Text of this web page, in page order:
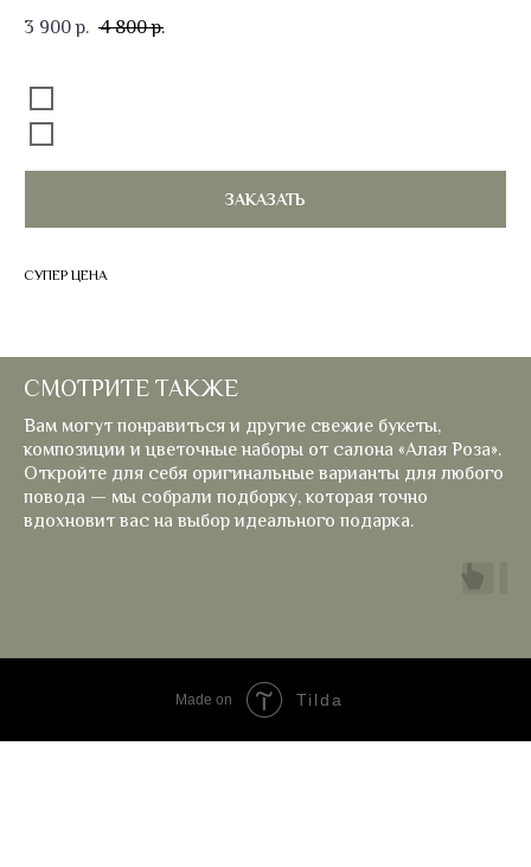
3 900 р. 4 800 р.
ЗАКАЗАТЬ
СУПЕР ЦЕНА
СМОТРИТЕ ТАКЖЕ
Вам могут понравиться и другие свежие букеты,
композиции и цветочные наборы от салона «Алая Роза».
Откройте для себя оригинальные варианты для любого
повода — мы собрали подборку, которая точно
вдохновит вас на выбор идеального подарка.
Made on Tilda